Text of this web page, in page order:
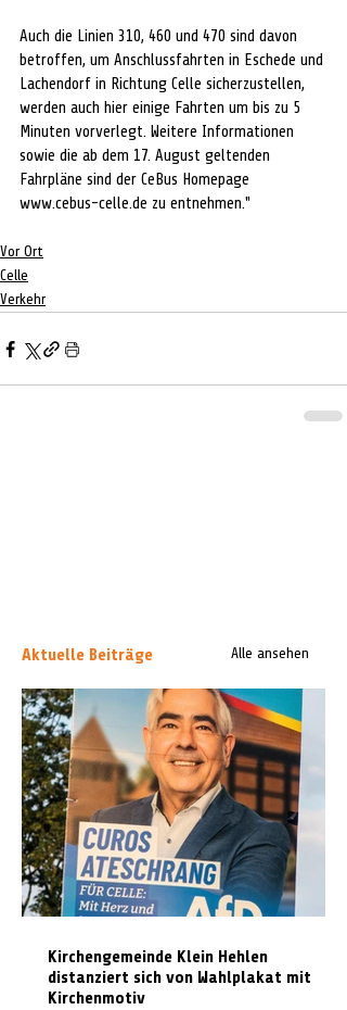
Auch die Linien 310, 460 und 470 sind davon
betroffen, um Anschlussfahrten in Eschede und
Lachendorf in Richtung Celle sicherzustellen,
werden auch hier einige Fahrten um bis zu 5
Minuten vorverlegt. Weitere Informationen
sowie die ab dem 17. August geltenden
Fahrpläne sind der CeBus Homepage
www.cebus-celle.de zu entnehmen."
Vor Ort
Celle
Verkehr
Aktuelle Beiträge Alle ansehen
Kirchengemeinde Klein Hehlen
distanziert sich von Wahlplakat mit
Kirchenmotiv